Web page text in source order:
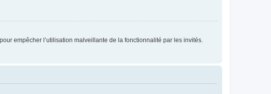
empêcher l’utilisation malveillante de la fonctionnalité par les invités.